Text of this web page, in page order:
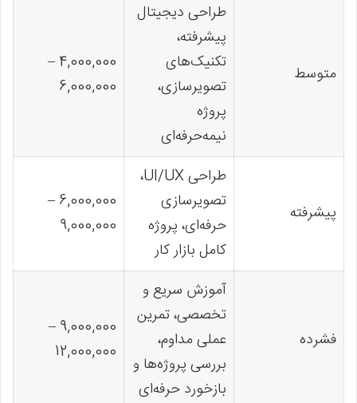
متوسط
طراحی دیجیتال
پیشرفته،
تکنیک‌های
تصویرسازی،
پروژه
نیمه‌حرفه‌ای
4,000,000 –
6,000,000
پیشرفته
طراحی UI/UX،
تصویرسازی
حرفه‌ای، پروژه
کامل بازار کار
6,000,000 –
9,000,000
فشرده
آموزش سریع و
تخصصی، تمرین
عملی مداوم،
بررسی پروژه‌ها و
بازخورد حرفه‌ای
9,000,000 –
12,000,000